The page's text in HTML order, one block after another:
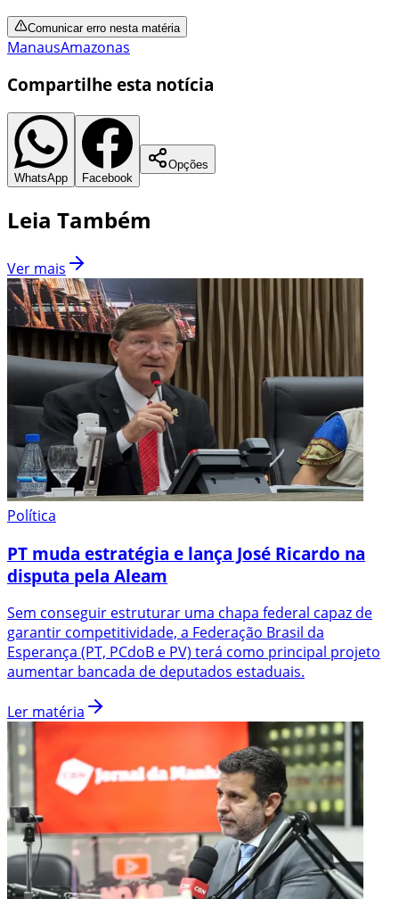
Comunicar erro nesta matéria
ManausAmazonas
Compartilhe esta notícia
WhatsApp Facebook
Opções
Leia Também
Ver mais
Política
PT muda estratégia e lança José Ricardo na
disputa pela Aleam
Sem conseguir estruturar uma chapa federal capaz de
garantir competitividade, a Federação Brasil da
Esperança (PT, PCdoB e PV) terá como principal projeto
aumentar bancada de deputados estaduais.
Ler matéria